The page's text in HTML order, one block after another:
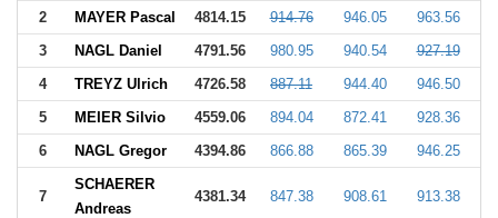
2 MAYER Pascal 4814.15 914.76 946.05 963.56
3
NAGL Daniel 4791.56 980.95 940.54 927.19
4
TREYZ Ulrich 4726.58 887.11 944.40 946.50
5
MEIER Silvio 4559.06 894.04 872.41 928.36
6
NAGL Gregor 4394.86 866.88 865.39 946.25
7
SCHAERER
Andreas
4381.34 847.38 908.61 913.38